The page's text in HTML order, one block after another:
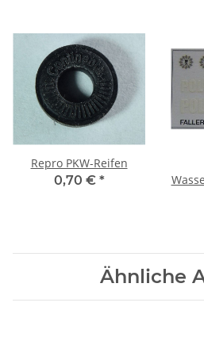
Repro PKW-Reifen
0,70 € *
Ähnliche